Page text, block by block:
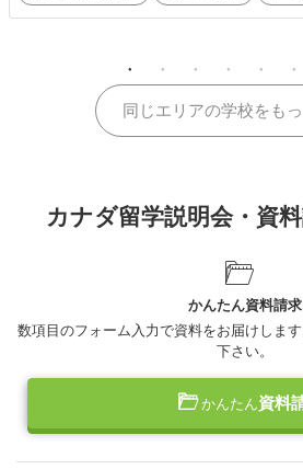
施設・設備が良い 日本語対応可
同じエリアの学校をも
カナダ留学説明会・資
かんたん資料請求
数項目のフォーム入力で資料をお届けしま
下さい。
かんたん資料